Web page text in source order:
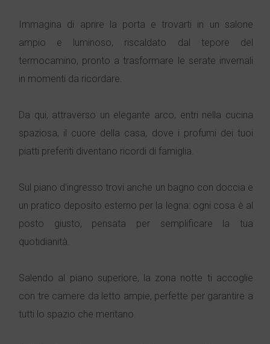
Immagina di aprire la porta e trovarti in un salone
ampio e luminoso, riscaldato dal tepore del
termocamino, pronto a trasformare le serate invernali
in momenti da ricordare.
Da qui, attraverso un elegante arco, entri nella cucina
spaziosa, il cuore della casa, dove i profumi dei tuoi
piatti preferiti diventano ricordi di famiglia.
Sul piano d'ingresso trovi anche un bagno con doccia e
un pratico deposito esterno per la legna: ogni cosa è al
posto giusto, pensata per semplificare la tua
quotidianità.
Salendo al piano superiore, la zona notte ti accoglie
con tre camere da letto ampie, perfette per garantire a
tutti lo spazio che meritano.